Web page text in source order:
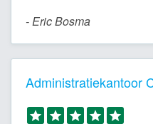
- Eric Bosma
Administratiekantoor